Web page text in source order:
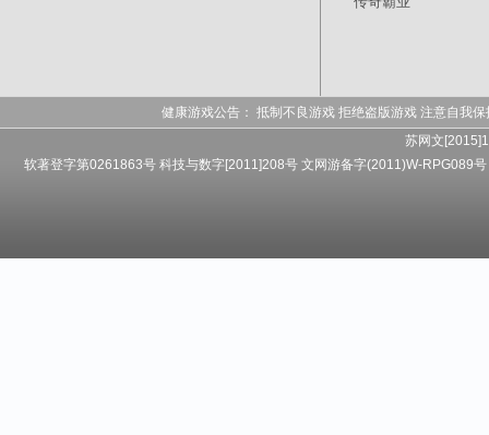
健康游戏公告： 抵制不良游戏 拒绝盗版游戏 注意自我
苏网文
软著登字第0261863号 科技与数字[2011]208号 文网游备字(2011)W-RPG089号